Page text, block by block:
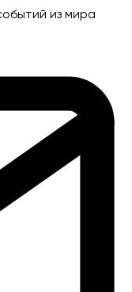
из мира